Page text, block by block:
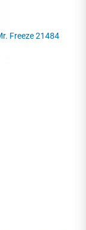
Freeze 21484